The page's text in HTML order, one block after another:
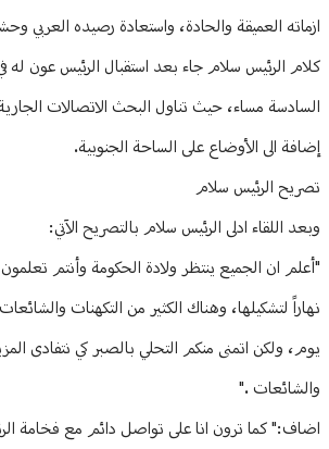
ازماته العميقة والحادة، واستعادة رصيده العربي
كلام الرئيس سلام جاء بعد استقبال الرئيس عون له
السادسة مساء، حيث تناول البحث الاتصالات
إضافة الى الأوضاع على الساحة الجنوبية.
تصريح الرئيس سلام
وبعد اللقاء ادلى الرئيس سلام بالتصريح الآتي:
"أعلم ان الجميع ينتظر ولادة الحكومة وأنتم
نهاراً لتشكيلها، وهناك الكثير من التكهنات
يوم، ولكن اتمنى منكم التحلي بالصبر كي نتفادى
والشائعات ."
اضاف:" كما ترون انا على تواصل دائم مع فخامة